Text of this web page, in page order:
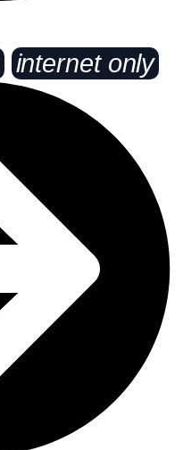
internet only